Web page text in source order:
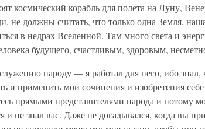
космический корабль для полета на Луну,
не должны считать, что только одна Земля,
в недрах Вселенной. Там много света и
будущего, счастливым, здоровым,
народу — я работал для него, ибо знал,
и применить мои сочинения и изобретения
прямыми представителями народа и потому
и не знал вас. Даже не догадывался, когда вы